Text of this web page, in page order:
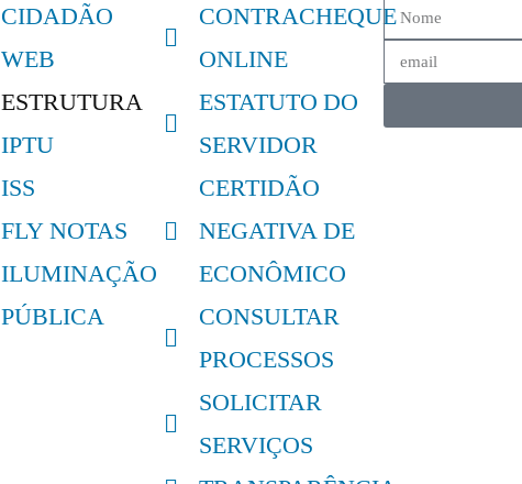
CIDADÃO
WEB
ESTRUTURA
IPTU
ISS
FLY NOTAS
ILUMINAÇÃO
PÚBLICA
CONTRACHEQUE
ONLINE
ESTATUTO DO
SERVIDOR
CERTIDÃO
NEGATIVA DE
ECONÔMICO
CONSULTAR
PROCESSOS
SOLICITAR
SERVIÇOS